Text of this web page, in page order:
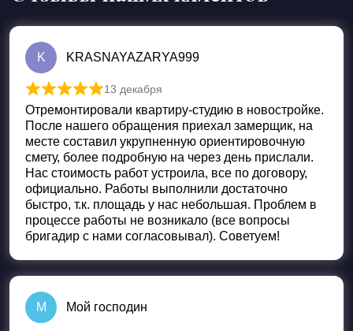
K KRASNAYAZARYA999
Оценка5 из 5
13 декабря
Отремонтировали квартиру-студию в новостройке.
После нашего обращения приехал замерщик, на
месте составил укрупненную ориентировочную
смету, более подробную на через день прислали.
Нас стоимость работ устроила, все по договору,
официально. Работы выполнили достаточно
быстро, т.к. площадь у нас небольшая. Проблем в
процессе работы не возникало (все вопросы
бригадир с нами согласовывал). Советуем!
М Мой господин